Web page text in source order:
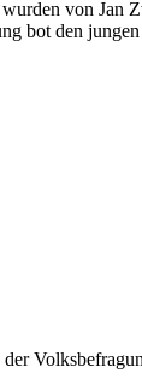
von Jan
bot den